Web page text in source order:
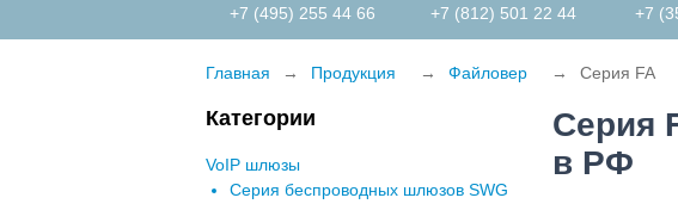
+7 (495) 255 44 66
+7 (812) 501 22 44
+7
Главная → Продукция → Файловер → Серия FA
Категории
VoIP шлюзы
Серия беспроводных шлюзов SWG
Серия
в РФ